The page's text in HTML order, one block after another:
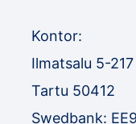
Kontor:
Ilmatsalu 5-217
Tartu 50412
Swedbank: